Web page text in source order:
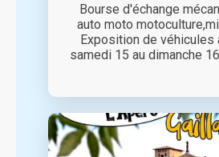
Bourse d'échange
auto moto
Exposition de véhicules
samedi 15 au dimanche